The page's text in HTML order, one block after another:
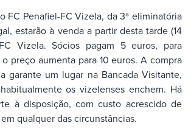
FC Penafiel-FC Vizela, da 3ª eliminatória
estarão à venda a partir desta tarde (14
Vizela. Sócios pagam 5 euros, para
preço aumenta para 10 euros. A compra
garante um lugar na Bancada Visitante,
os vizelenses enchem. Há
à disposição, com custo acrescido de
qualquer das circunstâncias.